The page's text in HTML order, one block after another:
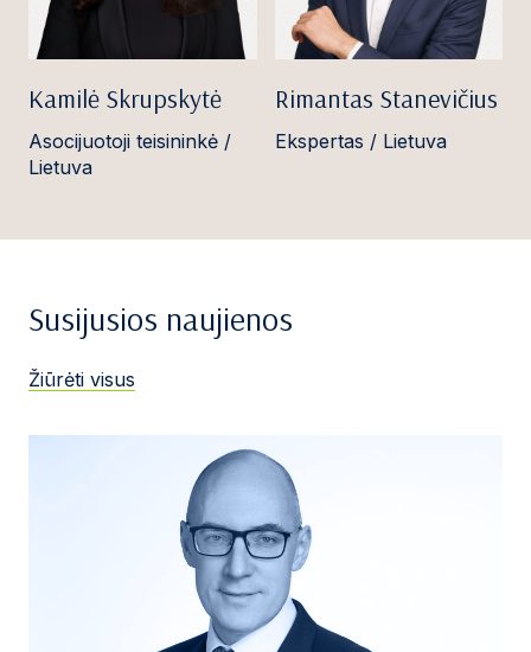
Kamilė Skrupskytė
Asocijuotoji teisininkė /
Lietuva
Rimantas Stanevičius
Ekspertas / Lietuva
Susijusios naujienos
Žiūrėti visus